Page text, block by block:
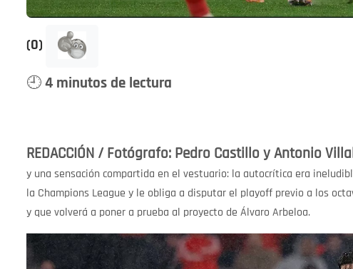
(0)
🕘 4 minutos de lectura
REDACCIÓN / Fotógrafo: Pedro Castillo y Antonio
y una sensación compartida en el vestuario: la autocrítica era
la Champions League y le obliga a disputar el playoff previo a los
y que volverá a poner a prueba al proyecto de Álvaro Arbeloa.